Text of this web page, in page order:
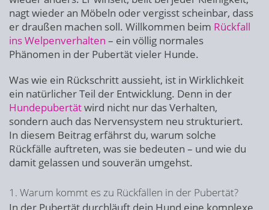
nagt wieder an Möbeln oder vergisst scheinbar, dass
er draußen machen soll. Willkommen beim Rückfall
ins Welpenverhalten – ein völlig normales
Phänomen in der Pubertät vieler Hunde.
Was wie ein Rückschritt aussieht, ist in Wirklichkeit
ein natürlicher Teil der Entwicklung. Denn in der
Hundepubertätwird nicht nur das Verhalten,
sondern auch das Nervensystem neu strukturiert.
In diesem Beitrag erfährst du, warum solche
Rückfälle auftreten, was sie bedeuten – und wie du
damit gelassen und souverän umgehst.
1. Warum kommt es zu Rückfällen in der Pubertät?